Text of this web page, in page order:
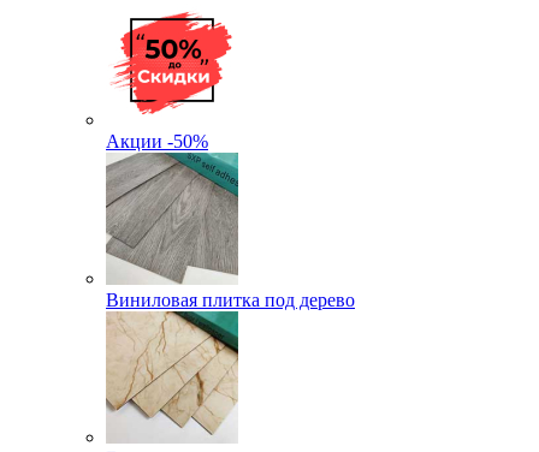
Акции -50%
Виниловая плитка под дерево